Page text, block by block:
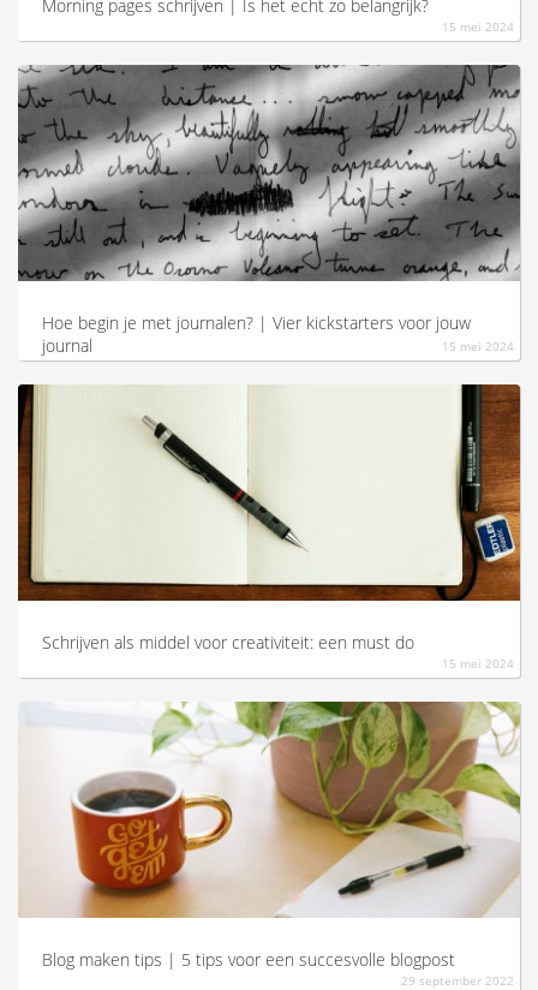
Morning pages schrijven | Is het echt zo belangrijk?
15 mei 2024
Hoe begin je met journalen? | Vier kickstarters voor jouw
journal
15 mei 2024
Schrijven als middel voor creativiteit: een must do
15 mei 2024
Blog maken tips | 5 tips voor een succesvolle blogpost
29 september 2022
Hierdoor